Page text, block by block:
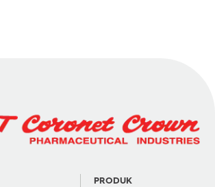
PRODUK